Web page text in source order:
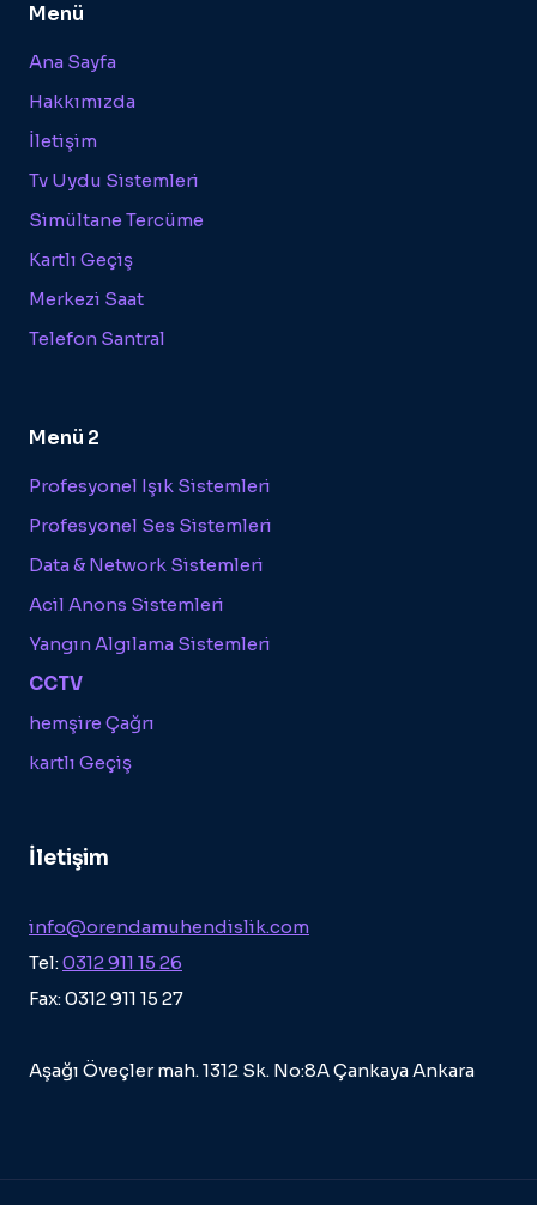
Menü
Ana Sayfa
Hakkımızda
İletişim
Tv Uydu Sistemleri
Simültane Tercüme
Kartlı Geçiş
Merkezi Saat
Telefon Santral
Menü 2
Profesyonel Işık Sistemleri
Profesyonel Ses Sistemleri
Data & Network Sistemleri
Acil Anons Sistemleri
Yangın Algılama Sistemleri
CCTV
hemşire Çağrı
kartlı Geçiş
İletişim
info@orendamuhendislik.com
Tel:0312 911 15 26
Fax: 0312 911 15 27
Aşağı Öveçler mah. 1312 Sk. No:8A Çankaya Ankara